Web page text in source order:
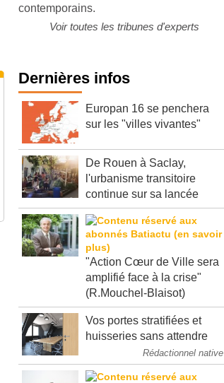
contemporains.
Voir toutes les tribunes d'experts
Dernières infos
Europan 16 se penchera
sur les "villes vivantes"
De Rouen à Saclay,
l'urbanisme transitoire
continue sur sa lancée
"Action Cœur de Ville sera
amplifié face à la crise"
(R.Mouchel-Blaisot)
Vos portes stratifiées et
huisseries sans attendre
Rédactionnel native